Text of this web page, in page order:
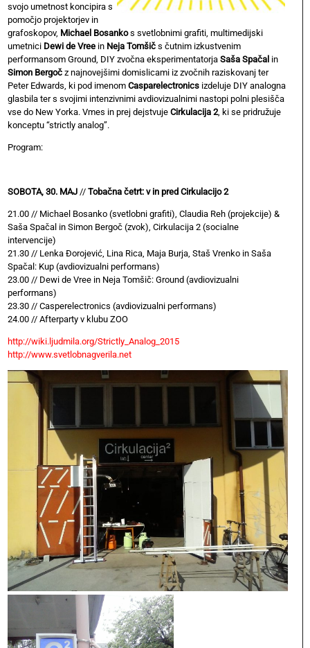
svojo umetnost koncipira s
pomočjo projektorjev in
grafoskopov, Michael Bosankos svetlobnimi grafiti, multimedijski
umetnici Dewi de Vree in Neja Tomšič s čutnim izkustvenim
performansom Ground, DIY zvočna eksperimentatorja Saša Spačal in
Simon Bergoč z najnovejšimi domislicami iz zvočnih raziskovanj ter
Peter Edwards, ki pod imenom Casparelectronics izdeluje DIY analogna
glasbila ter s svojimi intenzivnimi avdiovizualnimi nastopi polni plesišča
vse do New Yorka. Vmes in prej dejstvuje Cirkulacija 2, ki se pridružuje
konceptu “strictly analog”.
Program:
SOBOTA, 30. MAJ // Tobačna četrt: v in pred Cirkulacijo 2
21.00 // Michael Bosanko (svetlobni grafiti), Claudia Reh (projekcije) &
Saša Spačal in Simon Bergoč (zvok), Cirkulacija 2 (socialne
intervencije)
21.30 // Lenka Đorojević, Lina Rica, Maja Burja, Staš Vrenko in Saša
Spačal: Kup (avdiovizualni performans)
23.00 // Dewi de Vree in Neja Tomšič: Ground (avdiovizualni
performans)
23.30 // Casperelectronics (avdiovizualni performans)
24.00 // Afterparty v klubu ZOO
http://wiki.ljudmila.org/Strictly_Analog_2015
http://www.svetlobnagverila.net